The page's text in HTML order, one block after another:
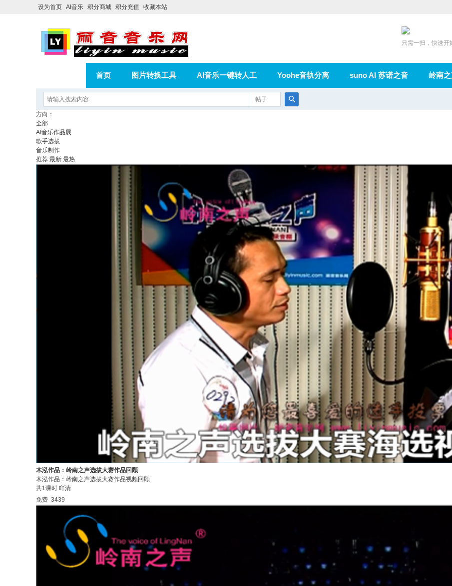
设为首页 AI音乐 积分商城 积分充值 收藏本站
只需一扫，快速开
首页 图片转换工具 AI音乐一键转人工 Yoohe音轨分离 suno AI 苏诺之音 岭南
在线论坛
帖子
方向：
全部
AI音乐作品展
歌手选拔
音乐制作
推荐 最新 最热
木泓作品：岭南之声选拔大赛作品回顾
木泓作品：岭南之声选拔大赛作品视频回顾
共1课时 吖清
免费 3439